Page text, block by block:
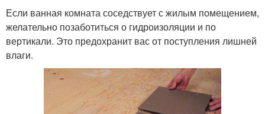
Если ванная комната соседствует с жилым помещением,
желательно позаботиться о гидроизоляции и по
вертикали. Это предохранит вас от поступления лишней
влаги.